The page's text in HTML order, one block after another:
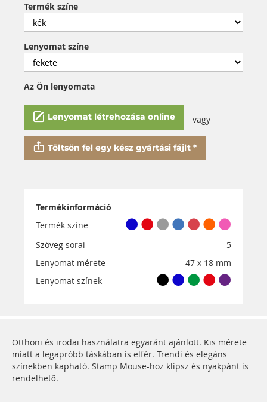
Termék színe
Lenyomat színe
Az Ön lenyomata
Lenyomat létrehozása online vagy
Töltsön fel egy kész gyártási fájlt *
Termékinformáció
Termék színe
Szöveg sorai
5
Lenyomat mérete
47 x 18 mm
Lenyomat színek
Otthoni és irodai használatra egyaránt ajánlott. Kis mérete
miatt a legapróbb táskában is elfér. Trendi és elegáns
színekben kapható. Stamp Mouse-hoz klipsz és nyakpánt is
rendelhető.